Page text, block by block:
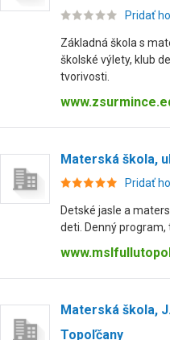
Pridať
Základná škola s
školské výlety, klub
tvorivosti.
Materská škola,
Pridať
Detské jasle a
deti. Denný
Materská škola,
Topoľčany